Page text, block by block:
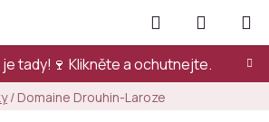
tady!🍷 Klikněte a ochutnejte.
Hledat
KOŠÍK
/ Domaine Drouhin-Laroze